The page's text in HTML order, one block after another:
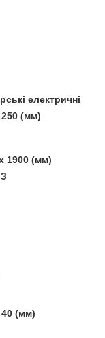
електричні
250 (мм)
1900 (мм)
40 (мм)